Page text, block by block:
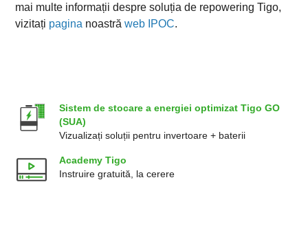
Sistem de stocare a energiei optimizat Tigo GO
(SUA)
Vizualizați soluții pentru invertoare + baterii
Academy Tigo
Instruire gratuită, la cerere
mai multe informații despre soluția de repowering Tigo,
vizitați pagina noastrăweb IPOC.